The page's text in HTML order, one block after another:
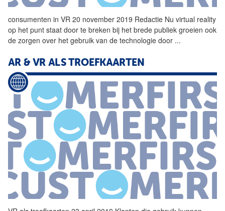
consumenten in VR 20 november 2019 Redactie Nu virtual reality
op het punt staat door te breken bij het brede publiek groeien ook
de zorgen over het gebruik van de technologie door ...
AR & VR ALS TROEFKAARTEN